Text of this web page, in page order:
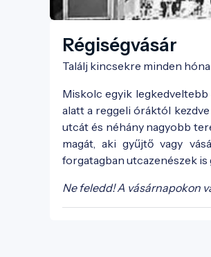
Régiségvásár
Találj kincsekre minden
Miskolc egyik legkedveltebb
alatt a reggeli óráktól
utcát és néhány nagyobb
magát, aki gyűjtő vagy
forgatagban utcazenészek
Ne feledd! A vásárnapokon